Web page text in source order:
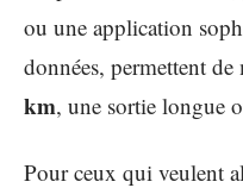
ou une application
données, permettent
km, une sortie longue
Pour ceux qui veulent